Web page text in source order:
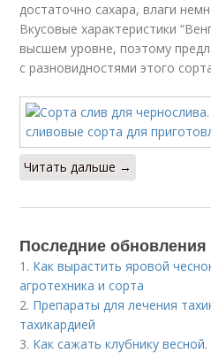
достаточно сахара, влаги
Вкусовые характеристики
высшем уровне, поэтому
с разновидностями этого
Читать дальше →
Последние обновления
1. Как вырастить яровой
агротехника и сорта
2. Препараты для лечения
тахикардией
3. Как сажать клубнику